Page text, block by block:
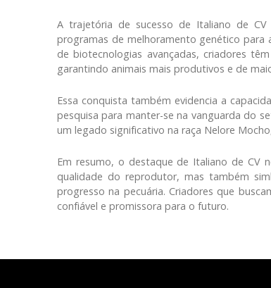
A trajetória de sucesso de Italiano de
programas de melhoramento genético para
de biotecnologias avançadas, criadores
garantindo animais mais produtivos e de
Essa conquista também evidencia a
pesquisa para manter-se na vanguarda do
um legado significativo na raça Nelore
Em resumo, o destaque de Italiano de CV
qualidade do reprodutor, mas também
progresso na pecuária. Criadores que
confiável e promissora para o futuro.